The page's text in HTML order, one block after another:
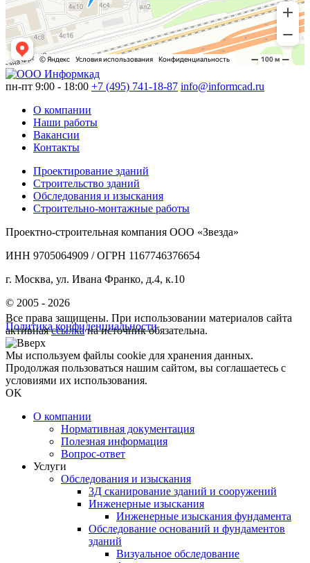
пн-пт 9:00 - 18:00 +7 (495) 741-18-87 info@informcad.ru
О компании
Наши работы
Вакансии
Контакты
Проектирование зданий
Строительство зданий
Обследования и изыскания
Строительно-монтажные работы
Проектно-строительная компания ООО «Звезда»
ИНН 9705064909 / ОГРН 1167746376654
г. Москва, ул. Ивана Франко, д.4, к.10
© 2005 - 2026
Политика конфиденциальности
Все права защищены. При использовании материалов сайта
активнаяссылкана источник обязательна.
Мы используем файлы cookie для хранения данных.
Продолжая пользоваться нашим сайтом, вы соглашаетесь с
условиями их использования.
OK
О компании
Нормативная документация
Полезная информация
Вопрос-ответ
Услуги
Обследования и изыскания
3Д сканирование зданий и сооружений
Инженерные изыскания
Инженерные изыскания фундамента
Обследование оснований и фундаментов
зданий
Визуальное обследование